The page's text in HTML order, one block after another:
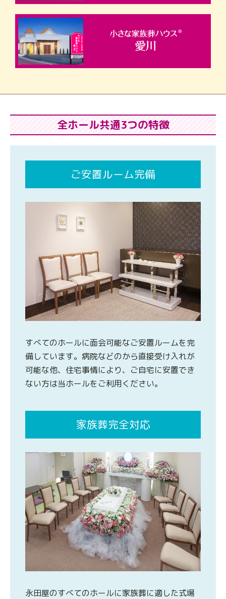
全ホール共通3つの特徴
ご安置ルーム完備
すべてのホールに面会可能なご安置ルームを完
備しています。病院などのから直接受け入れが
可能な他、住宅事情により、ご自宅に安置でき
ない方は当ホールをご利用ください。
家族葬完全対応
永田屋のすべてのホールに家族葬に適した式場